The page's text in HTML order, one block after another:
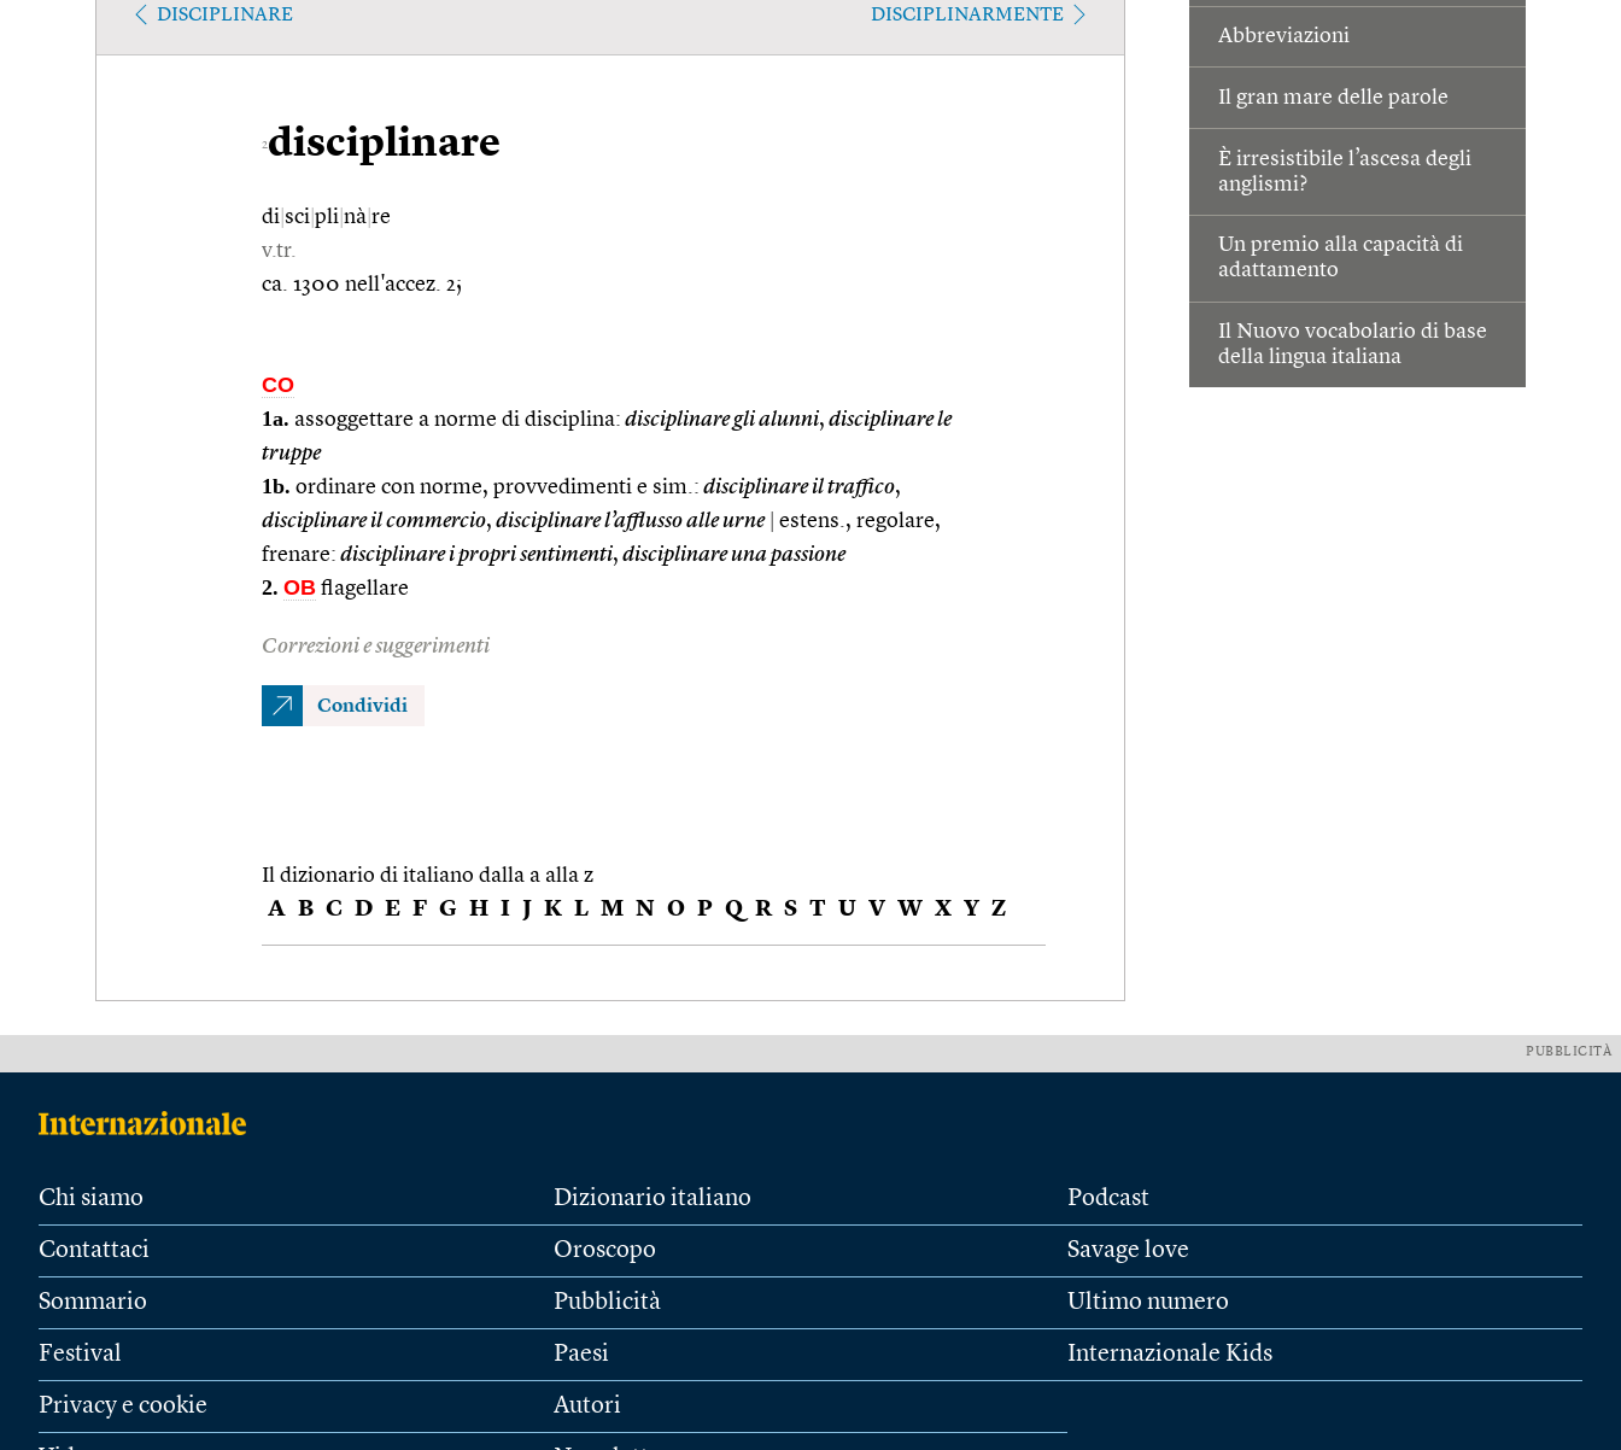
Abbreviazioni
Il gran mare delle parole
È irresistibile l’ascesa degli
anglismi?
Un premio alla capacità di
adattamento
Il Nuovo vocabolario di base
della lingua italiana
DISCIPLINARE DISCIPLINARMENTE
2disciplinare
di sci pli nà re
v.tr.
ca. 1300 nell'accez. 2;
CO
1a. assoggettare a norme di disciplina: disciplinare gli alunni, disciplinare le
truppe
1b. ordinare con norme, provvedimenti e sim.: disciplinare il traffico,
disciplinare il commercio, disciplinare l’afflusso alle urne
estens., regolare,
frenare: disciplinare i propri sentimenti, disciplinare una passione
2. OB flagellare
Correzioni e suggerimenti
Condividi
Il dizionario di italiano dalla a alla z
A B C D E F G H I J K L M N O P Q R S T U V W X Y Z
PUBBLICITÀ
Chi siamo
Contattaci
Sommario
Festival
Privacy e cookie
Dizionario italiano
Oroscopo
Pubblicità
Paesi
Autori
Podcast
Savage love
Ultimo numero
Internazionale Kids